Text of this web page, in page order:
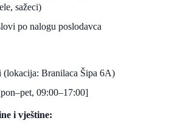
sažeci)
po nalogu poslodavca
(lokacija: Branilaca Šipa 6A)
09:00–17:00]
i vještine: